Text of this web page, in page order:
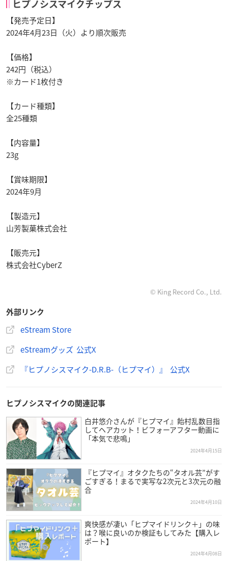
ヒプノシスマイクチップス
【発売予定日】
2024年4月23日（火）より順次販売
【価格】
242円（税込）
※カード1枚付き
【カード種類】
全25種類
【内容量】
23g
【賞味期限】
2024年9月
【製造元】
山芳製菓株式会社
【販売元】
株式会社CyberZ
© King Record Co., Ltd.
外部リンク
eStream Store
eStreamグッズ 公式X
『ヒプノシスマイク-D.R.B-（ヒプマイ）』 公式X
ヒプノシスマイクの関連記事
白井悠介さんが『ヒプマイ』飴村乱数目指
してヘアカット！ビフォーアフター動画に
「本気で悲鳴」
2024年4月15日
『ヒプマイ』オタクたちの“タオル芸”がす
ごすぎる！まるで実写な2次元と3次元の融
合
2024年4月10日
爽快感が凄い「ヒプマイドリンク＋」の味
は？喉に良いのか検証もしてみた【購入レ
ポート】
2024年4月08日